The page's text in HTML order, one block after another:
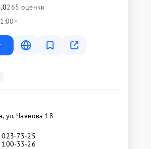
265 оценки
ул. Чаянова 18
023-73-25
100-33-26